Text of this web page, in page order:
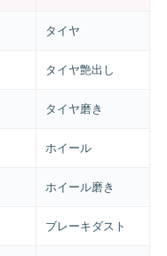
タイヤ
タイヤ艶出し
タイヤ磨き
ホイール
ホイール磨き
ブレーキダスト